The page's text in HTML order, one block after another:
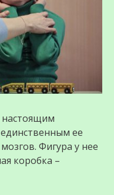
настоящим
ее
Фигура у нее
коробка –